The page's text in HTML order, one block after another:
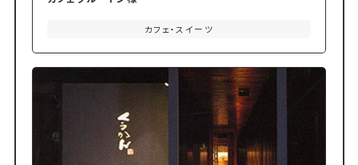
カフェ・スイーツ